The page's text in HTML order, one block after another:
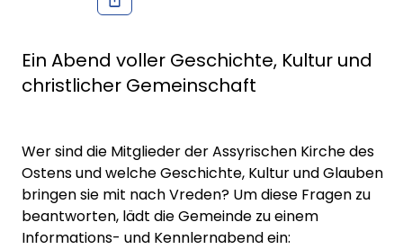
Ein Abend voller Geschichte, Kultur und
christlicher Gemeinschaft
Wer sind die Mitglieder der Assyrischen Kirche des
Ostens und welche Geschichte, Kultur und Glauben
bringen sie mit nach Vreden? Um diese Fragen zu
beantworten, lädt die Gemeinde zu einem
Informations- und Kennlernabend ein: